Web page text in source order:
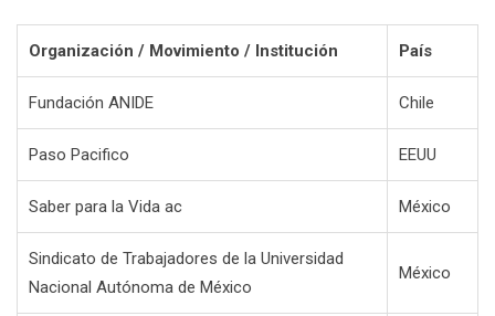
Organización / Movimiento / Institución País
Fundación ANIDE Chile
Paso Pacifico EEUU
Saber para la Vida ac México
Sindicato de Trabajadores de la Universidad
Nacional Autónoma de México
México